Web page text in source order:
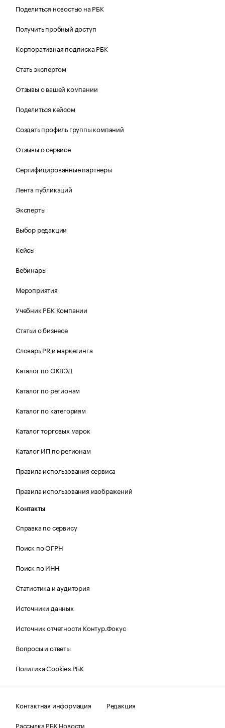
Поделиться новостью на РБК
Получить пробный доступ
Корпоративная подписка РБК
Стать экспертом
Отзывы о вашей компании
Поделиться кейсом
Создать профиль группы компаний
Отзывы о сервисе
Сертифицированные партнеры
Лента публикаций
Эксперты
Выбор редакции
Кейсы
Вебинары
Мероприятия
Учебник РБК Компании
Статьи о бизнесе
Словарь PR и маркетинга
Каталог по ОКВЭД
Каталог по регионам
Каталог по категориям
Каталог торговых марок
Каталог ИП по регионам
Правила использования сервиса
Правила использования изображений
Контакты
Справка по сервису
Поиск по ОГРН
Поиск по ИНН
Статистика и аудитория
Источники данных
Источник отчетности Контур.Фокус
Вопросы и ответы
Политика Cookies РБК
Контактная информация
Редакция
Рассылка РБК Новости